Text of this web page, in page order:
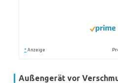
* Anzeige
Außengerät vor